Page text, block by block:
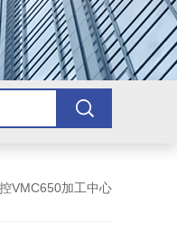
VMC650加工中心